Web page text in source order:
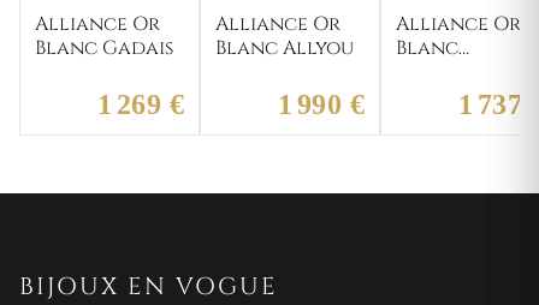
Alliance Or
Blanc Gadais
1 269 €
Alliance Or
Blanc Allyou
1 990 €
Alliance Or
Blanc
1 737
BIJOUX EN VOGUE